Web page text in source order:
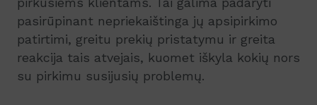
pasirūpinant nepriekaištinga jų apsipirkimo
patirtimi, greitu prekių pristatymu ir greita
reakcija tais atvejais, kuomet iškyla kokių nors
su pirkimu susijusių problemų.